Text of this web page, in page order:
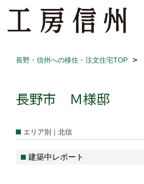
長野・信州への移住・注文住宅TOP
長野市 Ｍ様邸
エリア別｜北信
建築中レポート